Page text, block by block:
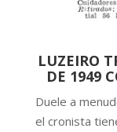
LUZEIRO
DE 1949
Duele a
el cronista